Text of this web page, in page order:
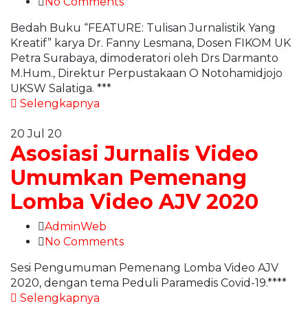
Bedah Buku “FEATURE: Tulisan Jurnalistik Yang
Kreatif” karya Dr. Fanny Lesmana, Dosen FIKOM UK
Petra Surabaya, dimoderatori oleh Drs Darmanto
M.Hum., Direktur Perpustakaan O Notohamidjojo
UKSW Salatiga. ***
Selengkapnya
20 Jul 20
Asosiasi Jurnalis Video
Umumkan Pemenang
Lomba Video AJV 2020
AdminWeb
No Comments
Sesi Pengumuman Pemenang Lomba Video AJV
2020, dengan tema Peduli Paramedis Covid-19.****
Selengkapnya